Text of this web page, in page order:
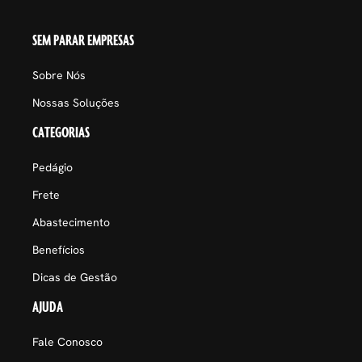
SEM PARAR EMPRESAS
Sobre Nós
Nossas Soluções
CATEGORIAS
Pedágio
Frete
Abastecimento
Benefícios
Dicas de Gestão
AJUDA
Fale Conosco